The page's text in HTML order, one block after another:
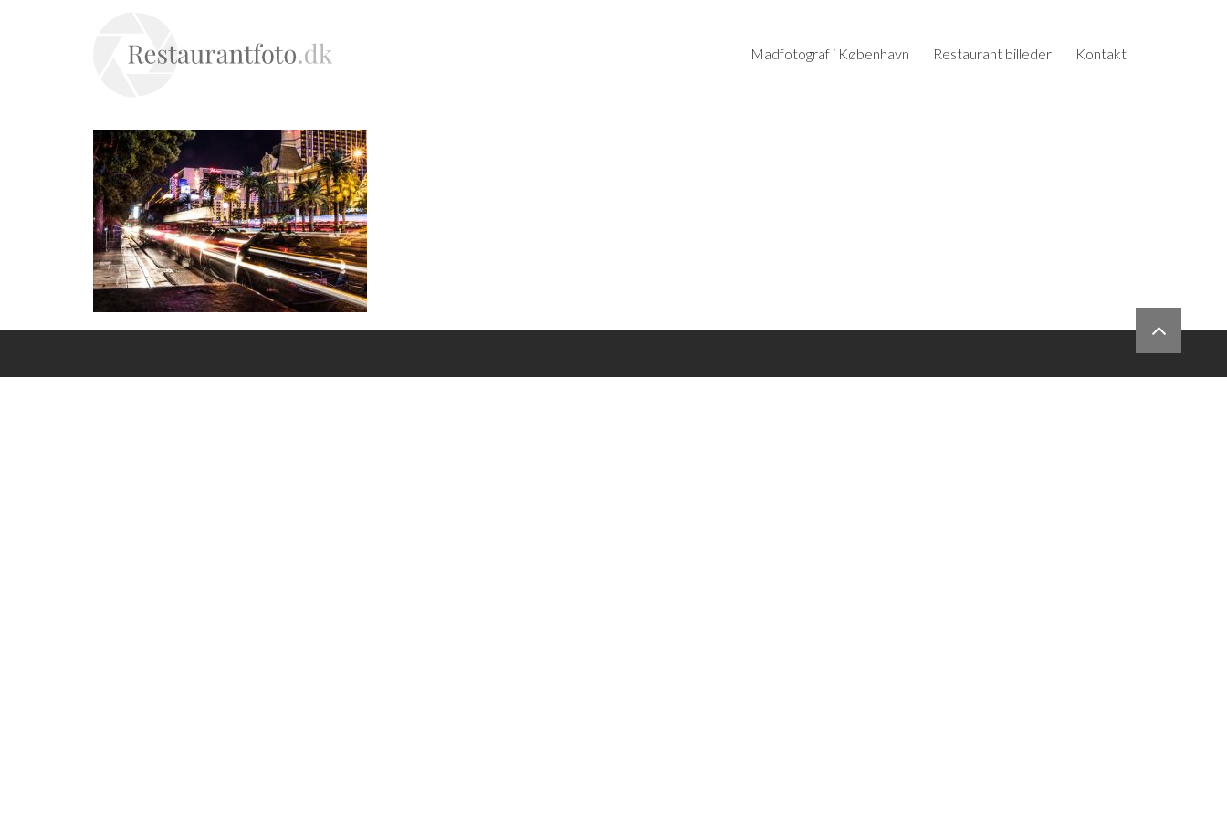
Madfotograf i København Restaurant billeder Kontakt